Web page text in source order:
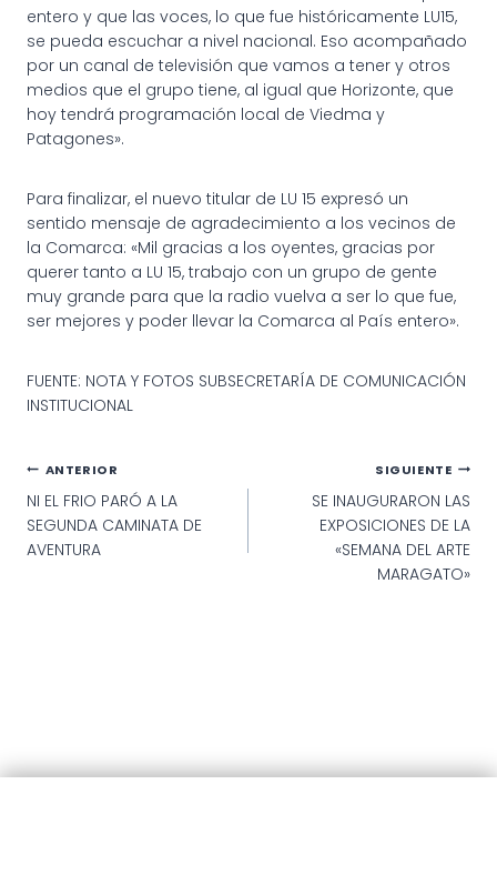
entero y que las voces, lo que fue históricamente LU15,
se pueda escuchar a nivel nacional. Eso acompañado
por un canal de televisión que vamos a tener y otros
medios que el grupo tiene, al igual que Horizonte, que
hoy tendrá programación local de Viedma y
Patagones».
Para finalizar, el nuevo titular de LU 15 expresó un
sentido mensaje de agradecimiento a los vecinos de
la Comarca: «Mil gracias a los oyentes, gracias por
querer tanto a LU 15, trabajo con un grupo de gente
muy grande para que la radio vuelva a ser lo que fue,
ser mejores y poder llevar la Comarca al País entero».
FUENTE: NOTA Y FOTOS SUBSECRETARÍA DE COMUNICACIÓN
INSTITUCIONAL
Navegación
de
entradas
ANTERIOR
NI EL FRIO PARÓ A LA
SEGUNDA CAMINATA DE
AVENTURA
SIGUIENTE
SE INAUGURARON LAS
EXPOSICIONES DE LA
«SEMANA DEL ARTE
MARAGATO»